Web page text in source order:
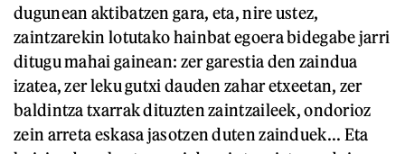
dugunean aktibatzen gara, eta, nire ustez,
zaintzarekin lotutako hainbat egoera bidegabe jarri
ditugu mahai gainean: zer garestia den zaindua
izatea, zer leku gutxi dauden zahar etxeetan, zer
baldintza txarrak dituzten zaintzaileek, ondorioz
zein arreta eskasa jasotzen duten zainduek... Eta